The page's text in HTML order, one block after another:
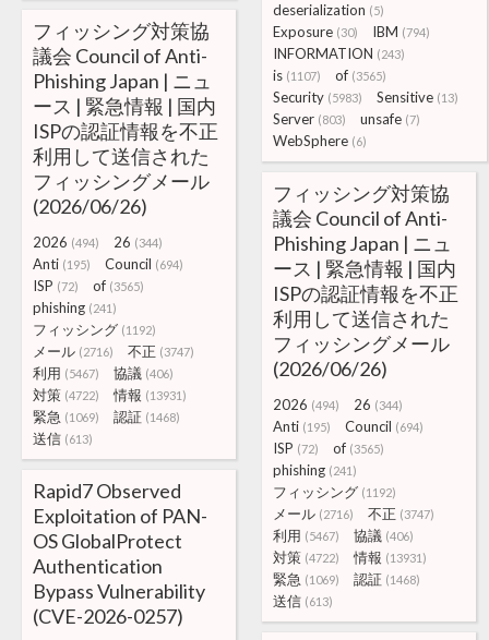
deserialization (5)
Exposure (30) IBM (794)
INFORMATION (243)
is (1107) of (3565)
Security (5983) Sensitive (13)
Server (803) unsafe (7)
WebSphere (6)
フィッシング対策協
議会 Council of Anti-
Phishing Japan | ニュ
ース | 緊急情報 | 国内
ISPの認証情報を不正
利用して送信された
フィッシングメール
(2026/06/26)
2026 (494) 26 (344)
Anti (195) Council (694)
ISP (72) of (3565)
phishing (241)
フィッシング (1192)
メール (2716) 不正 (3747)
利用 (5467) 協議 (406)
対策 (4722) 情報 (13931)
緊急 (1069) 認証 (1468)
送信 (613)
フィッシング対策協
議会 Council of Anti-
Phishing Japan | ニュ
ース | 緊急情報 | 国内
ISPの認証情報を不正
利用して送信された
フィッシングメール
(2026/06/26)
2026 (494) 26 (344)
Anti (195) Council (694)
ISP (72) of (3565)
phishing (241)
フィッシング (1192)
メール (2716) 不正 (3747)
利用 (5467) 協議 (406)
対策 (4722) 情報 (13931)
緊急 (1069) 認証 (1468)
送信 (613)
Rapid7 Observed
Exploitation of PAN-
OS GlobalProtect
Authentication
Bypass Vulnerability
(CVE-2026-0257)